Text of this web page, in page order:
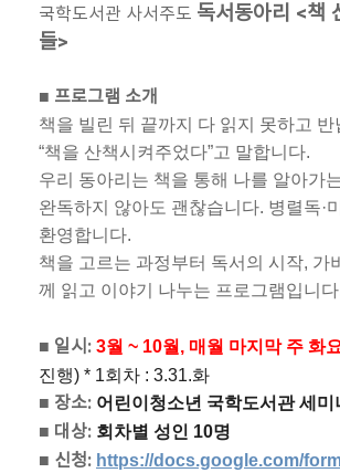
국학도서관 사서주도 독서동아리 <책
들>
■ 프로그램 소개
책을 빌린 뒤 끝까지 다 읽지 못하고 반
“책을 산책시켜주었다”고 말합니다.
우리 동아리는 책을 통해 나를 알아가
완독하지 않아도 괜찮습니다. 병렬독·
환영합니다.
책을 고르는 과정부터 독서의 시작, 가
께 읽고 이야기 나누는 프로그램입니
■ 일시: 3월 ~ 10월, 매월 마지막 주 화
진행) * 1회차 : 3.31.화
■ 장소: 어린이청소년 국학도서관 세미
■ 대상: 회차별 성인 10명
■ 신청: https://docs.google.com/